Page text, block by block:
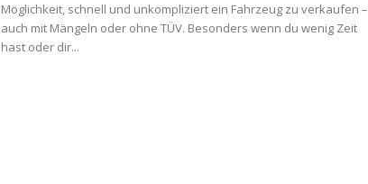
Möglichkeit, schnell und unkompliziert ein Fahrzeug zu verkaufen –
auch mit Mängeln oder ohne TÜV. Besonders wenn du wenig Zeit
hast oder dir...